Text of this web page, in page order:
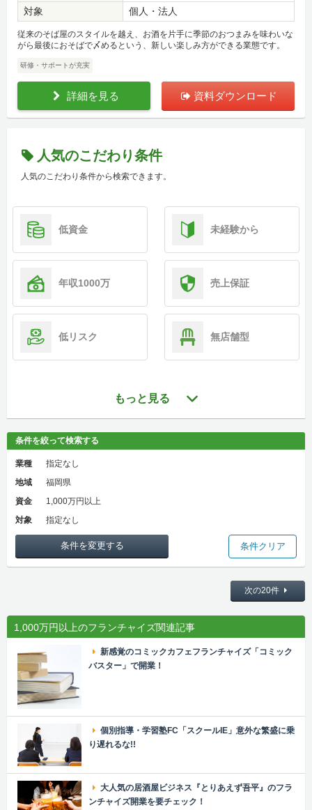
対象 個人・法人
従来のそば屋のスタイルを越え、お酒を片手に季節のおつまみを味わいな
がら最後におそばで〆めるという、新しい楽しみ方ができる業態です。
研修・サポートが充実
詳細を見る 資料ダウンロード
人気のこだわり条件
人気のこだわり条件から検索できます。
低資金 未経験から
年収1000万 売上保証
低リスク 無店舗型
もっと見る
条件を絞って検索する
業種
指定なし
地域
福岡県
資金
1,000万円以上
対象
指定なし
条件を変更する 条件クリア
次の20件
1,000万円以上のフランチャイズ関連記事
新感覚のコミックカフェフランチャイズ「コミック
バスター」で開業！
個別指導・学習塾FC「スクールIE」意外な繁盛に乗
り遅れるな!!
大人気の居酒屋ビジネス『とりあえず吾平』のフラ
ンチャイズ開業を要チェック！